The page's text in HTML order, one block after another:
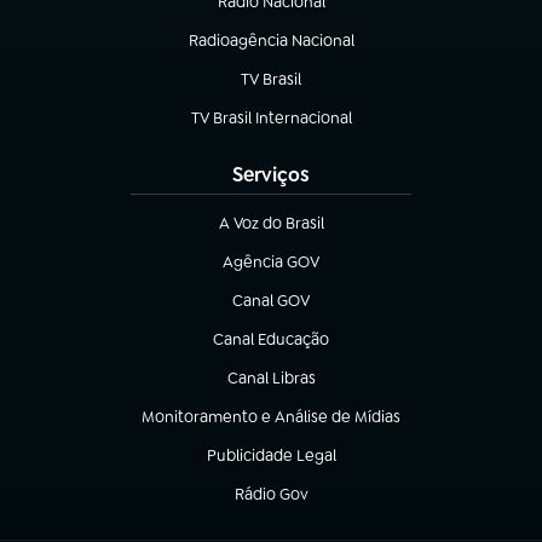
(abre em nova aba)
Radioagência Nacional
(abre em nova aba)
TV Brasil
(abre em nova aba)
TV Brasil Internacional
(abre em nova aba)
Serviços
A Voz do Brasil
(abre em nova aba)
Agência GOV
(abre em nova aba)
Canal GOV
(abre em nova aba)
Canal Educação
(abre em nova aba)
Canal Libras
(abre em nova aba)
Monitoramento e Análise de Mídias
(abre em nova aba)
Publicidade Legal
(abre em nova aba)
Rádio Gov
(abre em nova aba)